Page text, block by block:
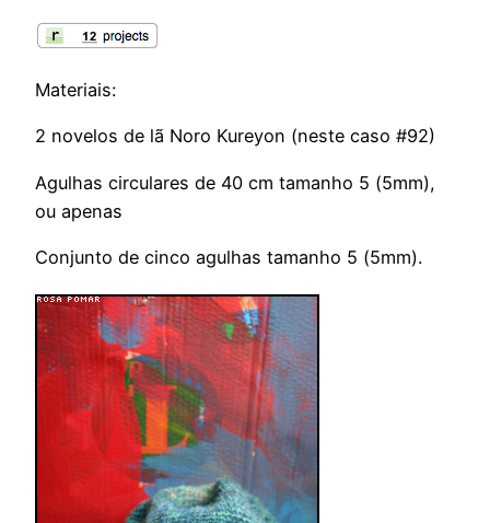
Materiais:
2 novelos de lã Noro Kureyon (neste caso #92)
Agulhas circulares de 40 cm tamanho 5 (5mm),
ou apenas
Conjunto de cinco agulhas tamanho 5 (5mm).